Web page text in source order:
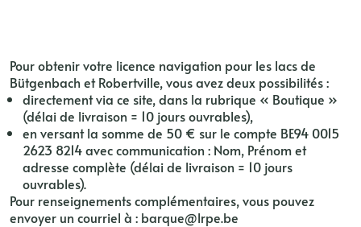
Pour obtenir votre licence navigation pour les lacs de
Bütgenbach et Robertville, vous avez deux possibilités :
directement via ce site, dans la rubrique « Boutique »
(délai de livraison = 10 jours ouvrables),
en versant la somme de 50 € sur le compte BE94 0015
2623 8214 avec communication : Nom, Prénom et
adresse complète (délai de livraison = 10 jours
ouvrables).
Pour renseignements complémentaires, vous pouvez
envoyer un courriel à : barque@lrpe.be